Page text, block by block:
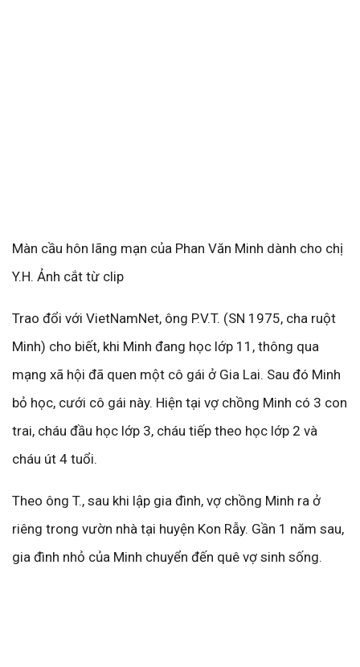
Màn cầu hôn lãng mạn của Phan Văn Minh dành cho chị
Y.H. Ảnh cắt từ clip
Trao đổi với VietNamNet, ông P.V.T. (SN 1975, cha ruột
Minh) cho biết, khi Minh đang học lớp 11, thông qua
mạng xã hội đã quen một cô gái ở Gia Lai. Sau đó Minh
bỏ học, cưới cô gái này. Hiện tại vợ chồng Minh có 3 con
trai, cháu đầu học lớp 3, cháu tiếp theo học lớp 2 và
cháu út 4 tuổi.
Theo ông T., sau khi lập gia đình, vợ chồng Minh ra ở
riêng trong vườn nhà tại huyện Kon Rẫy. Gần 1 năm sau,
gia đình nhỏ của Minh chuyển đến quê vợ sinh sống.